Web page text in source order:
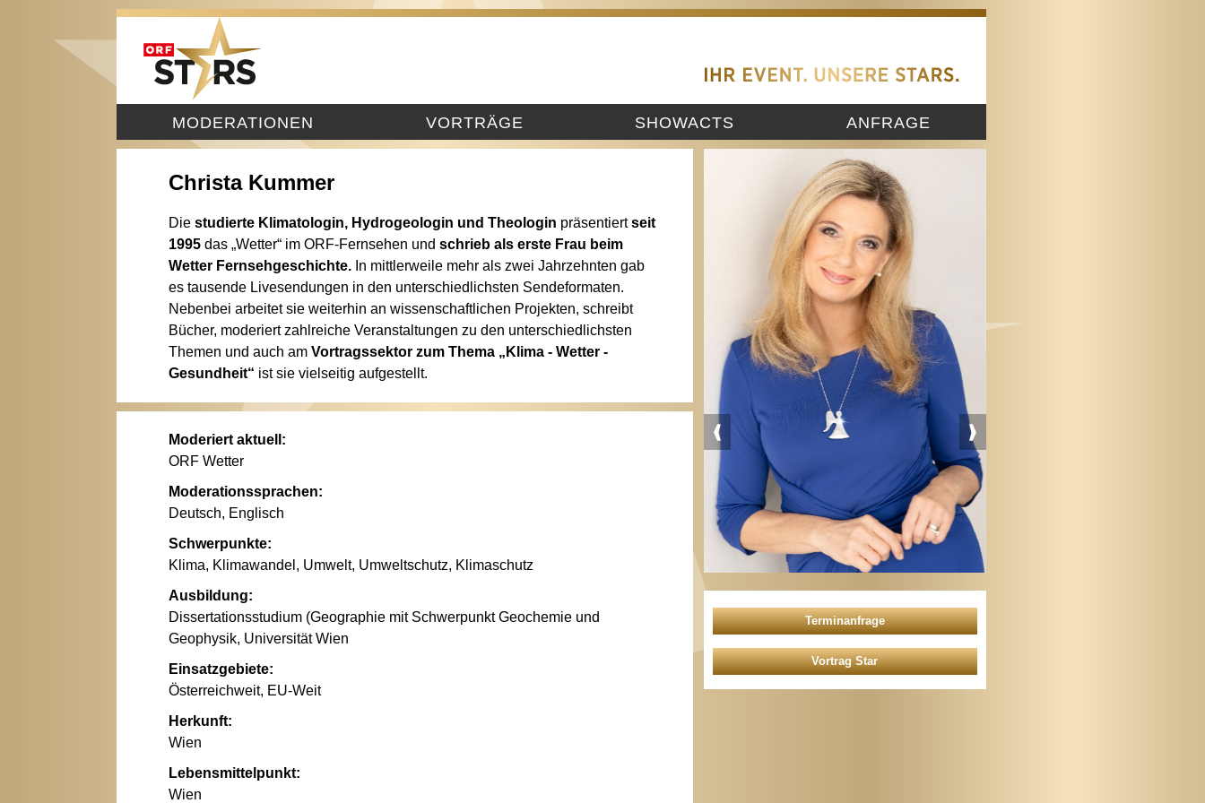
MODERATIONEN VORTRÄGE SHOWACTS ANFRAGE
Christa Kummer
Die studierte Klimatologin, Hydrogeologin und Theologin präsentiertseit
1995das „Wetter“ im ORF-Fernsehen und schrieb als erste Frau beim
Wetter Fernsehgeschichte.In mittlerweile mehr als zwei Jahrzehnten gab
es tausende Livesendungen in den unterschiedlichsten Sendeformaten.
Nebenbei arbeitet sie weiterhin an wissenschaftlichen Projekten, schreibt
Bücher, moderiert zahlreiche Veranstaltungen zu den unterschiedlichsten
Themen und auch am Vortragssektor zum Thema „Klima - Wetter -
Gesundheit“ ist sie vielseitig aufgestellt.
Moderiert aktuell:
ORF Wetter
Moderationssprachen:
Deutsch, Englisch
Schwerpunkte:
Klima, Klimawandel, Umwelt, Umweltschutz, Klimaschutz
Ausbildung:
Dissertationsstudium (Geographie mit Schwerpunkt Geochemie und
Geophysik, Universität Wien
Einsatzgebiete:
Österreichweit, EU-Weit
Herkunft:
Wien
Lebensmittelpunkt:
Wien
Vortrag Star